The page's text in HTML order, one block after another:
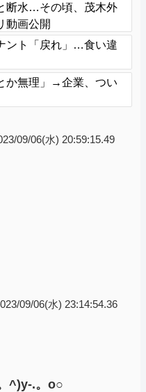
断水…その頃、茂木外
動画公開
ント「戻れ」…食い違
か無理」→企業、つい
09/06(水) 20:59:15.49
09/06(水) 23:14:54.36
^)y-.。o○